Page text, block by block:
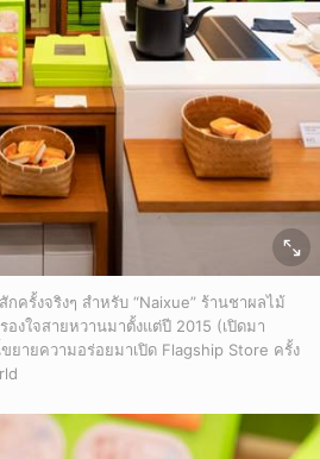
ครั้งจริงๆ สำหรับ “Naixue” ร้านชาผลไม้
งใจสายหวานมาตั้งแต่ปี 2015 (เปิดมา
ยายความอร่อยมาเปิด Flagship Store ครั้ง